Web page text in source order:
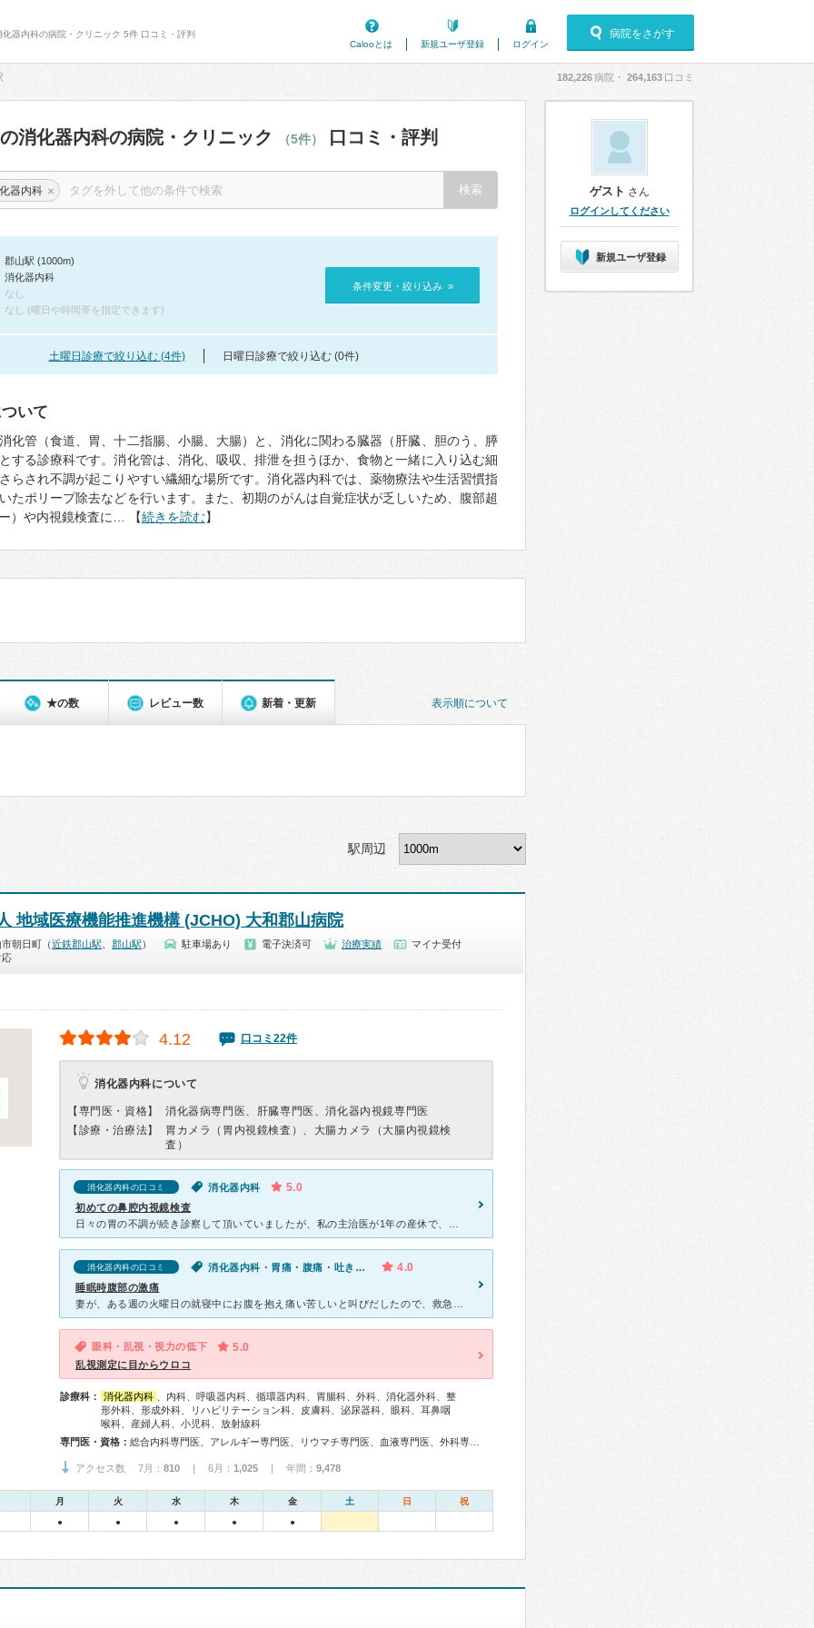
器内科の病院・クリニック 5件 口コミ・評判
Calooとは
新規ユーザ登録 ログイン
病院をさがす
182,226病院・ 264,163 口コミ
消化器内科の病院・クリニック （5件） 口コミ・評判
器内科 ×
郡山駅 (1000m)
消化器内科
なし
なし (曜日や時間帯を指定できます)
条件変更・絞り込み »
土曜日診療で絞り込む (4件) 日曜日診療で絞り込む (0件)
いて
化管（食道、胃、十二指腸、小腸、大腸）と、消化に関わる臓器（肝臓、胆のう、膵
する診療科です。消化管は、消化、吸収、排泄を担うほか、食物と一緒に入り込む細
らされ不調が起こりやすい繊細な場所です。消化器内科では、薬物療法や生活習慣指
たポリープ除去などを行います。また、初期のがんは自覚症状が乏しいため、腹部超
）や内視鏡検査に… 【続きを読む】
表示順について
★の数 レビュー数 新着・更新
駅周辺
地域医療機能推進機構 (JCHO) 大和郡山病院
朝日町（近鉄郡山駅 郡山駅 ） 駐車場あり 電子決済可 治療実績
マイナ受付
応
4.12 口コミ22件
消化器内科について
【専門医・資格】
消化器病専門医、肝臓専門医、消化器内視鏡専門医
【診療・治療法】
胃カメラ（胃内視鏡検査）、大腸カメラ（大腸内視鏡検
査）
消化器内科の口コミ 消化器内科 5.0
初めての鼻腔内視鏡検査
消化器内科の口コミ 消化器内科・胃痛・腹痛・吐き気・嘔吐 4.0
睡眠時腹部の激痛
眼科・乱視・視力の低下 5.0
乱視測定に目からウロコ
診療科： 消化器内科
、内科、呼吸器内科、循環器内科、胃腸科、外科、消化器外科、整
形外科、形成外科、リハビリテーション科、皮膚科、泌尿器科、眼科、耳鼻咽
喉科、産婦人科、小児科、放射線科
専門医・資格：
アクセス数 7月： 810 | 6月： 1,025 | 年間： 9,478
月 火 水 木 金 土 日 祝
● ● ● ● ●
ゲスト さん
ログインしてください
新規ユーザ登録